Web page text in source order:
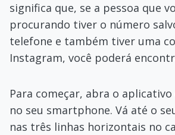
significa que, se a pessoa que
procurando tiver o número
telefone e também tiver uma
Instagram, você poderá
Para começar, abra o
no seu smartphone. Vá até o
nas três linhas horizontais no